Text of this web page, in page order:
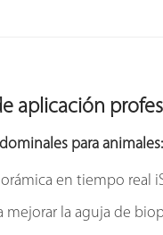
aplicación
para animales:
en tiempo real
mejorar la aguja de